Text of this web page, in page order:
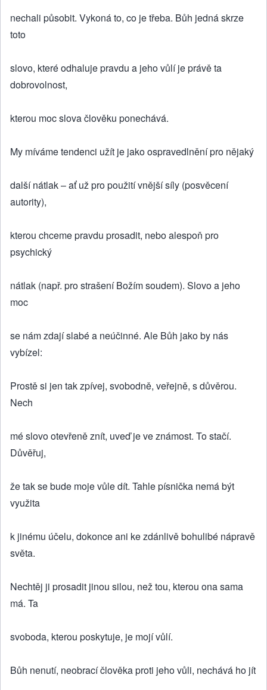
nechali působit. Vykoná to, co je třeba. Bůh jedná skrze
toto
slovo, které odhaluje pravdu a jeho vůlí je právě ta
dobrovolnost,
kterou moc slova člověku ponechává.
My míváme tendenci užít je jako ospravedlnění pro nějaký
další nátlak – ať už pro použití vnější síly (posvěcení
autority),
kterou chceme pravdu prosadit, nebo alespoň pro
psychický
nátlak (např. pro strašení Božím soudem). Slovo a jeho
moc
se nám zdají slabé a neúčinné. Ale Bůh jako by nás
vybízel:
Prostě si jen tak zpívej, svobodně, veřejně, s důvěrou.
Nech
mé slovo otevřeně znít, uveď je ve známost. To stačí.
Důvěřuj,
že tak se bude moje vůle dít. Tahle písnička nemá být
využita
k jinému účelu, dokonce ani ke zdánlivě bohulibé nápravě
světa.
Nechtěj ji prosadit jinou silou, než tou, kterou ona sama
má. Ta
svoboda, kterou poskytuje, je mojí vůlí.
Bůh nenutí, neobrací člověka proti jeho vůli, nechává ho jít